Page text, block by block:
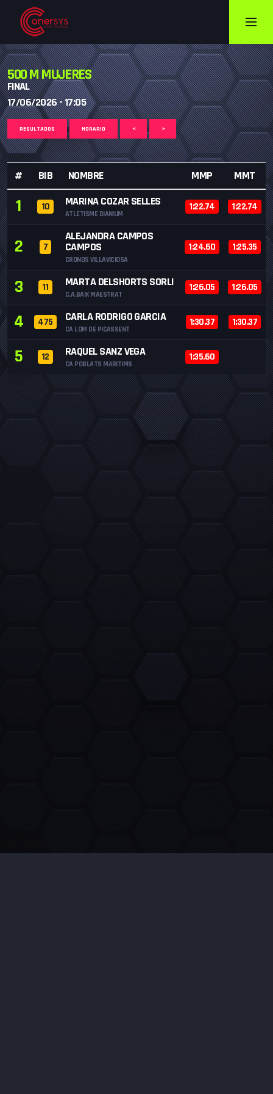
500 M MUJERES
FINAL
17/06/2026 - 17:05
RESULTADOS HORARIO < >
# BIB NOMBRE MMP MMT
1 10 MARINA COZAR SELLES
ATLETISME DIANIUM
1:22.74 1:22.74
2 7
ALEJANDRA CAMPOS
CAMPOS
CRONOS VILLAVICIOSA
1:24.60 1:25.35
3 11 MARTA DELSHORTS SORLI
C.A.BAIX MAESTRAT
1:26.05 1:26.05
4 475 CARLA RODRIGO GARCIA
CA LOM DE PICASSENT
1:30.37 1:30.37
5 12 RAQUEL SANZ VEGA
CA POBLATS MARITIMS
1:35.60